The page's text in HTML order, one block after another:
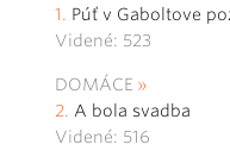
Púť v Gaboltove
Videné: 523
DOMÁCE
A bola svadba
Videné: 516